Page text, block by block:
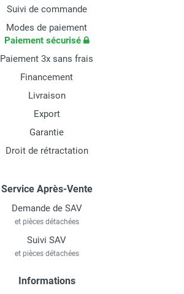
Suivi de commande
Modes de paiement
Paiement sécurisé
Paiement 3x sans frais
Financement
Livraison
Export
Garantie
Droit de rétractation
Service Après-Vente
Demande de SAV
et pièces détachées
Suivi SAV
et pièces détachées
Informations